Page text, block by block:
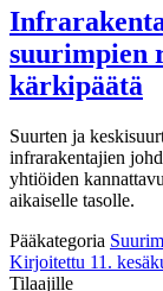
suurimpien
kärkipäätä
Suurten ja
infrarakentajien
yhtiöiden
aikaiselle tasolle.
Pääkategoria
Kirjoitettu 11.
Tilaajille